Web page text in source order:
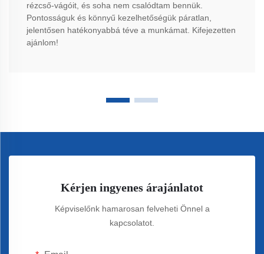
rézcső-vágóit, és soha nem csalódtam bennük.
Pontosságuk és könnyű kezelhetőségük páratlan,
jelentősen hatékonyabbá téve a munkámat. Kifejezetten
ajánlom!
Kérjen ingyenes árajánlatot
Képviselőnk hamarosan felveheti Önnel a
kapcsolatot.